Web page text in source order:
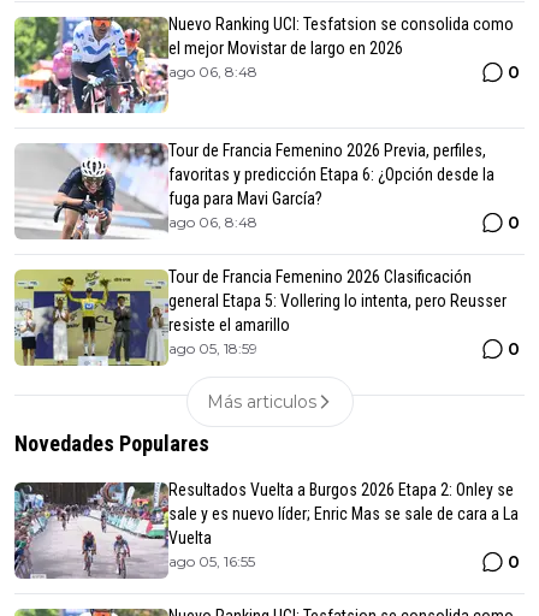
Nuevo Ranking UCI: Tesfatsion se consolida como
el mejor Movistar de largo en 2026
ago 06, 8:48 0
Tour de Francia Femenino 2026 Previa, perfiles,
favoritas y predicción Etapa 6: ¿Opción desde la
fuga para Mavi García?
ago 06, 8:48 0
Tour de Francia Femenino 2026 Clasificación
general Etapa 5: Vollering lo intenta, pero Reusser
resiste el amarillo
ago 05, 18:59 0
Más articulos
Novedades Populares
Resultados Vuelta a Burgos 2026 Etapa 2: Onley se
sale y es nuevo líder; Enric Mas se sale de cara a La
Vuelta
ago 05, 16:55 0